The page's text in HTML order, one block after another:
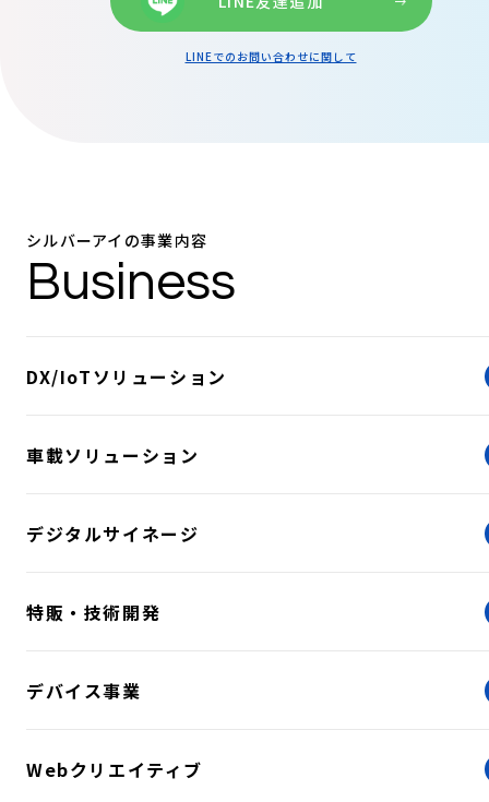
LINEでのお問い合わせに関して
シルバーアイの事業内容
Business
DX/IoTソリューション
車載ソリューション
デジタルサイネージ
特販・技術開発
デバイス事業
Webクリエイティブ